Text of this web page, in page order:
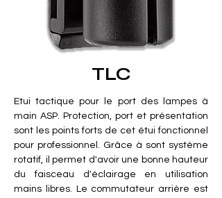
TLC
Etui tactique pour le port des lampes à
main ASP. Protection, port et présentation
sont les points forts de cet étui fonctionnel
pour professionnel. Grâce à sont système
rotatif, il permet d'avoir une bonne hauteur
du faisceau d'éclairage en utilisation
mains libres. Le commutateur arrière est